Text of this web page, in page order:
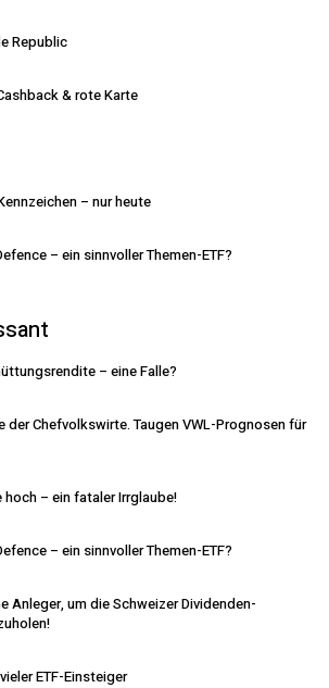
Republic
& rote Karte
– nur heute
– ein sinnvoller Themen-ETF?
– eine Falle?
Chefvolkswirte. Taugen VWL-Prognosen für
– ein fataler Irrglaube!
– ein sinnvoller Themen-ETF?
Anleger, um die Schweizer Dividenden-
ETF-Einsteiger